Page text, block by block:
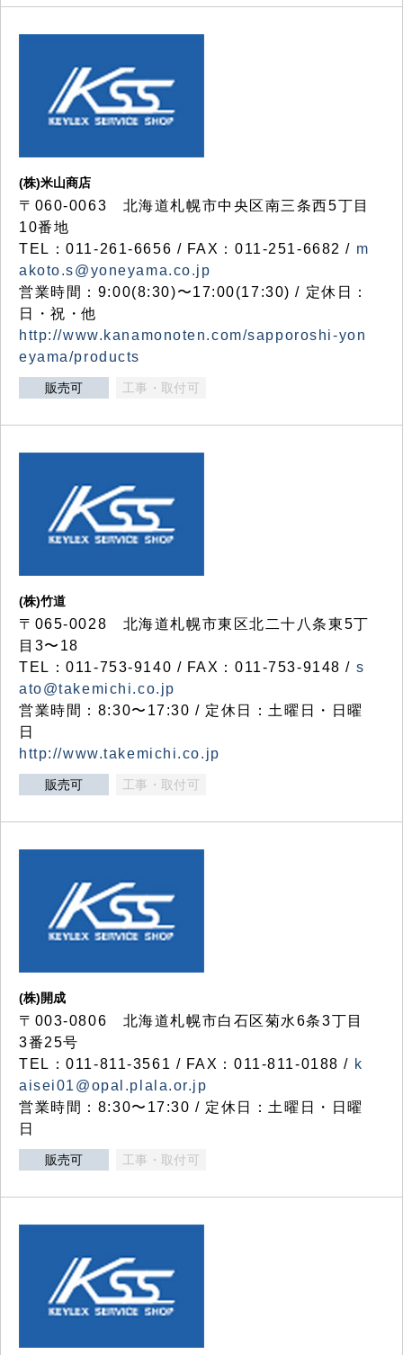
(株)米山商店
〒060-0063 北海道札幌市中央区南三条西5丁目
10番地
TEL：011-261-6656 / FAX：011-251-6682 / m
akoto.s@yoneyama.co.jp
営業時間：9:00(8:30)〜17:00(17:30) / 定休日：
日・祝・他
http://www.kanamonoten.com/sapporoshi-yon
eyama/products
販売可 工事・取付可
(株)竹道
〒065-0028 北海道札幌市東区北二十八条東5丁
目3〜18
TEL：011-753-9140 / FAX：011-753-9148 / s
ato@takemichi.co.jp
営業時間：8:30〜17:30 / 定休日：土曜日・日曜
日
http://www.takemichi.co.jp
販売可 工事・取付可
(株)開成
〒003-0806 北海道札幌市白石区菊水6条3丁目
3番25号
TEL：011-811-3561 / FAX：011-811-0188 / k
aisei01@opal.plala.or.jp
営業時間：8:30〜17:30 / 定休日：土曜日・日曜
日
販売可 工事・取付可